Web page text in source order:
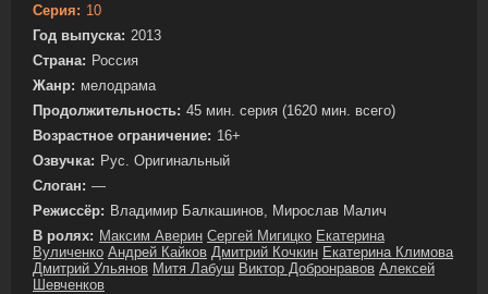
Серия: 10
Год выпуска: 2013
Страна: Россия
Жанр: мелодрама
Продолжительность: 45 мин. серия (1620 мин. всего)
Возрастное ограничение: 16+
Озвучка: Рус. Оригинальный
Слоган: —
Режиссёр: Владимир Балкашинов, Мирослав Малич
В ролях: Максим Аверин Сергей Мигицко Екатерина
Вуличенко Андрей Кайков Дмитрий Кочкин Екатерина Климова
Дмитрий Ульянов Митя Лабуш Виктор Добронравов Алексей
Шевченков